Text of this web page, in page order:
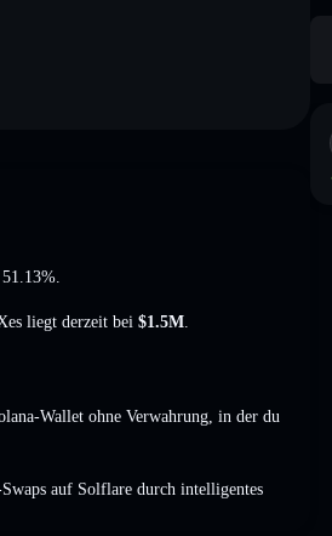
liegt derzeit bei $1.5M
Wallet ohne Verwahrung, in der du
auf Solflare durch intelligentes